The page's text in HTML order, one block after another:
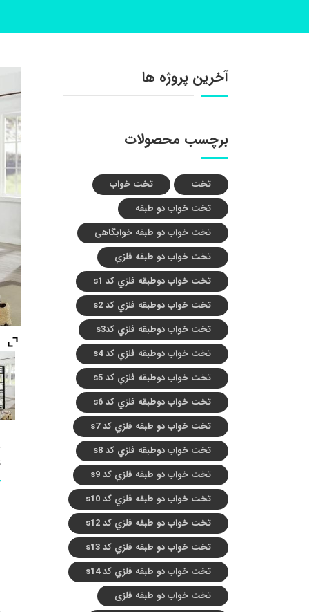
آخرین پروژه ها
برچسب محصولات
تخت
تخت خواب
تخت خواب دو طبقه
تخت خواب دو طبقه خوابگاهی
تخت خواب دو طبقه فلزي
تخت خواب دوطبقه فلزي کد s1
تخت خواب دوطبقه فلزي کد s2
تخت خواب دوطبقه فلزي کدs3
تخت خواب دوطبقه فلزي کد s4
تخت خواب دوطبقه فلزي کد s5
تخت خواب دوطبقه فلزي کد s6
تخت خواب دو طبقه فلزي کد s7
تخت خواب دوطبقه فلزي کد s8
تخت خواب دو طبقه فلزي کد s9
تخت خواب دو طبقه فلزي کد s10
تخت خواب دو طبقه فلزي کد s12
تخت خواب دو طبقه فلزي کد s13
تخت خواب دو طبقه فلزي کد s14
تخت خواب دو طبقه فلزی